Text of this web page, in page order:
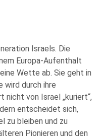
Israels. Die
Europa-Aufenthalt
Wette ab. Sie geht in
wird durch ihre
nicht von Israel „kuriert“,
entscheidet sich,
zu bleiben und zu
Pionieren und den